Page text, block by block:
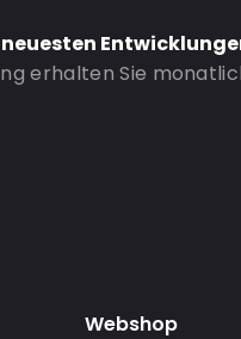
neuesten
erhalten Sie
Webshop